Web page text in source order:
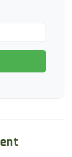
nt